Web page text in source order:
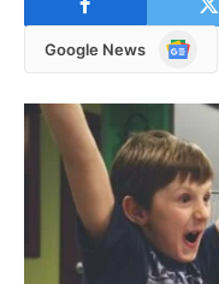
Google News
Google